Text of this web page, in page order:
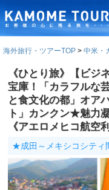
海外旅行・ツアーTOP 中米・
《ひとり旅》【ビ
宝庫！「カラフルな
と食文化の都」オア
ト」カンクン★魅力
《アエロメヒコ航空
★成田～メキシコシティ